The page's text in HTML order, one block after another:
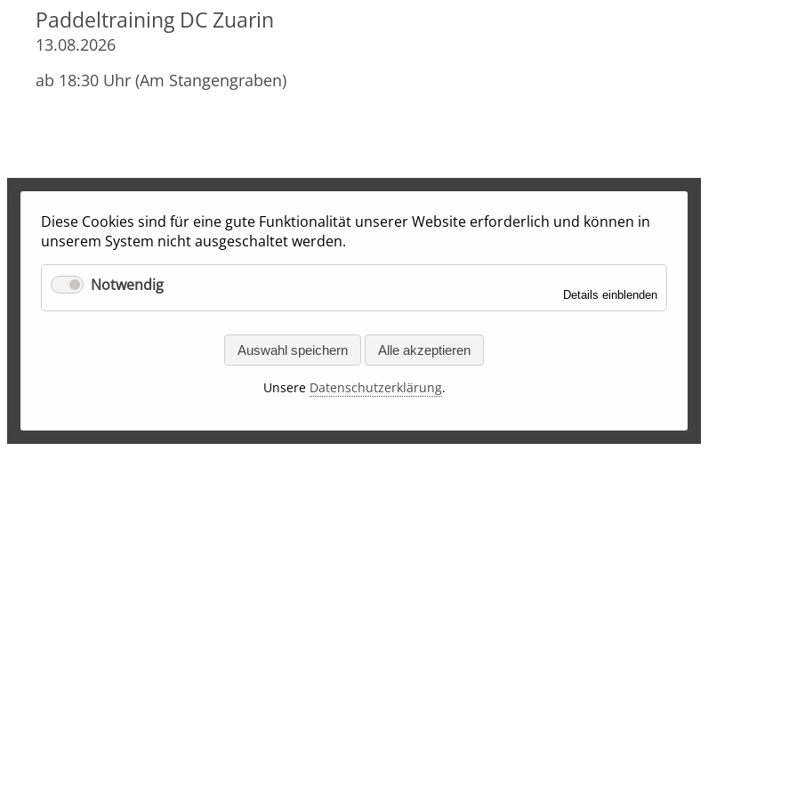
Paddeltraining DC Zuarin
13.08.2026
ab 18:30 Uhr (Am Stangengraben)
Diese Cookies sind für eine gute Funktionalität unserer Website erforderlich und können in
unserem System nicht ausgeschaltet werden.
Notwendig
Details einblendenfür
Notwendig
Auswahl speichern Alle akzeptieren
Unsere Datenschutzerklärung.